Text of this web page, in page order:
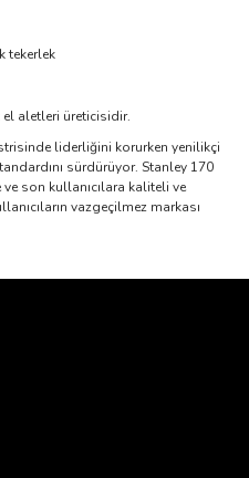
tekerlek
el aletleri üreticisidir.
liderliğini korurken yenilikçi
sürdürüyor. Stanley 170
son kullanıcılara kaliteli ve
vazgeçilmez markası